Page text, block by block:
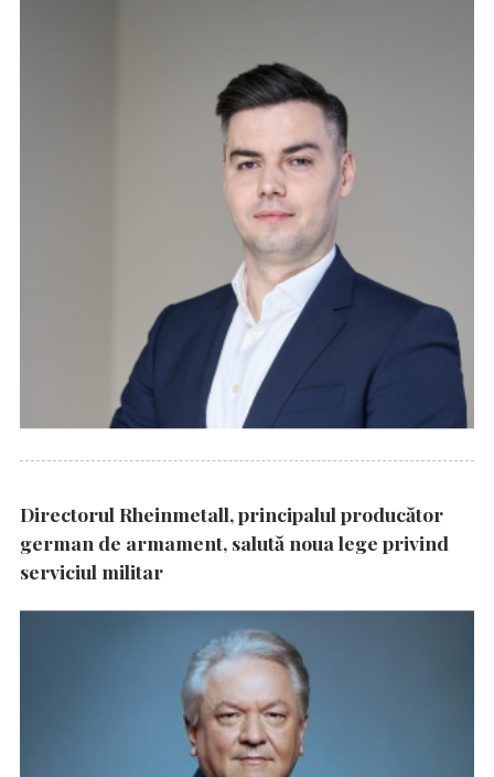
Directorul Rheinmetall, principalul producător
german de armament, salută noua lege privind
serviciul militar